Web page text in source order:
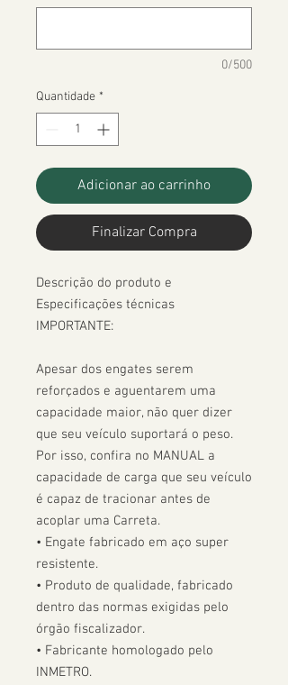
0/500
Quantidade *
Adicionar ao carrinho
Finalizar Compra
Descrição do produto e
Especificações técnicas
IMPORTANTE:
Apesar dos engates serem
reforçados e aguentarem uma
capacidade maior, não quer dizer
que seu veículo suportará o peso.
Por isso, confira no MANUAL a
capacidade de carga que seu veículo
é capaz de tracionar antes de
acoplar uma Carreta.
• Engate fabricado em aço super
resistente.
• Produto de qualidade, fabricado
dentro das normas exigidas pelo
órgão fiscalizador.
• Fabricante homologado pelo
INMETRO.